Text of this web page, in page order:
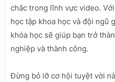
chắc trong lĩnh vực video.
học tập khoa học và đội ngũ
khóa học sẽ giúp bạn trở
nghiệp và thành công.
Đừng bỏ lỡ cơ hội tuyệt vời